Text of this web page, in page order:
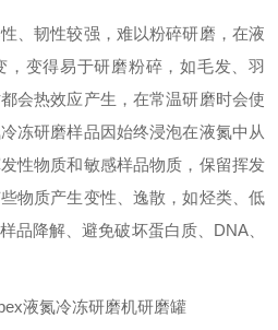
、韧性较强，难以粉碎研磨，在液
变得易于研磨粉碎，如毛发、羽
会热效应产生，在常温研磨时会使
冻研磨样品因始终浸泡在液氮中从
性物质和敏感样品物质，保留挥发
物质产生变性、逸散，如烃类、低
品降解、避免破坏蛋白质、DNA、